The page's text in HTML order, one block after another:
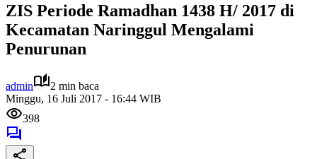
ZIS Periode Ramadhan 1438 H/ 2017 di
Kecamatan Naringgul Mengalami
Penurunan
admin
2 min baca
Minggu, 16 Juli 2017 - 16:44 WIB
398